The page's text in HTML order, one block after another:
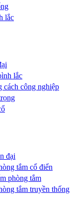
lắc
lắc
cách công nghiệp
đại
tắm cổ điển
phòng tắm
tắm truyền thống